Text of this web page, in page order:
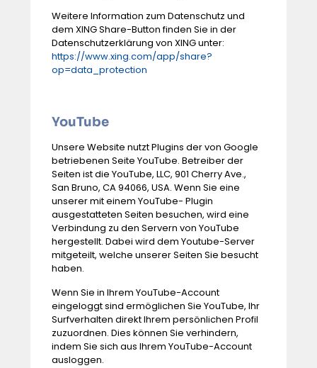
Weitere Information zum Datenschutz und
dem XING Share-Button finden Sie in der
Datenschutzerklärung von XING unter:
https://www.xing.com/app/share?
op=data_protection
YouTube
Unsere Website nutzt Plugins der von Google
betriebenen Seite YouTube. Betreiber der
Seiten ist die YouTube, LLC, 901 Cherry Ave.,
San Bruno, CA 94066, USA. Wenn Sie eine
unserer mit einem YouTube- Plugin
ausgestatteten Seiten besuchen, wird eine
Verbindung zu den Servern von YouTube
hergestellt. Dabei wird dem Youtube-Server
mitgeteilt, welche unserer Seiten Sie besucht
haben.
Wenn Sie in Ihrem YouTube-Account
eingeloggt sind ermöglichen Sie YouTube, Ihr
Surfverhalten direkt Ihrem persönlichen Profil
zuzuordnen. Dies können Sie verhindern,
indem Sie sich aus Ihrem YouTube-Account
ausloggen.